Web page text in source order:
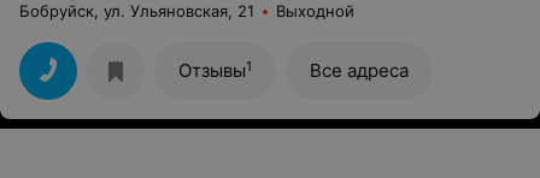
Бобруйск, ул. Ульяновская, 21 Выходной
Отзывы1 Все адреса